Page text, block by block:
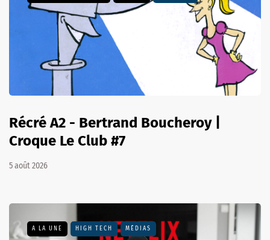
Récré A2 - Bertrand Boucheroy |
Croque Le Club #7
5 août 2026
A LA UNE HIGH TECH MÉDIAS